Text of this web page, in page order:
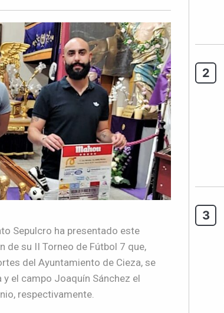
Sepulcro ha presentado este
de su II Torneo de Fútbol 7 que,
del Ayuntamiento de Cieza, se
y el campo Joaquín Sánchez el
, respectivamente.